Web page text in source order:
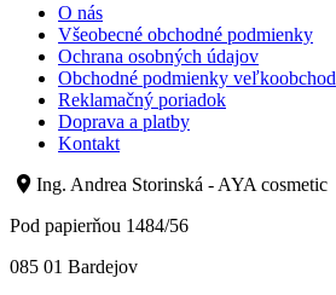
O nás
Všeobecné obchodné podmienky
Ochrana osobných údajov
Obchodné podmienky veľkoobchod
Reklamačný poriadok
Doprava a platby
Kontakt
Ing. Andrea Storinská - AYA cosmetic
Pod papierňou 1484/56
085 01 Bardejov